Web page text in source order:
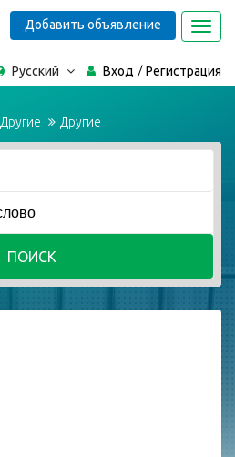
Русский Вход Регистрация
Добавить объявление
Другие Другие
ПОИСК